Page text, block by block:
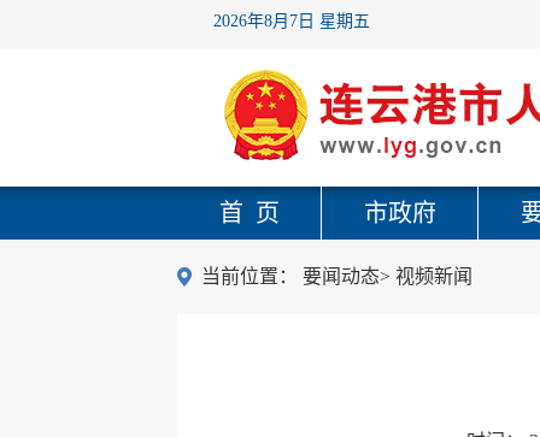
2026年8月7日 星期五
首 页 市政府
当前位置： 要闻动态> 视频新闻